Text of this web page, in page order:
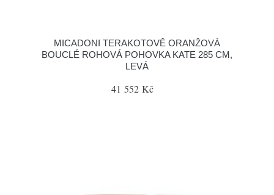
MICADONI TERAKOTOVĚ ORANŽOVÁ
BOUCLÉ ROHOVÁ POHOVKA KATE 285 CM,
LEVÁ
41 552 Kč